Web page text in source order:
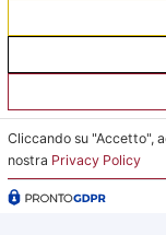
da lunedì
L’Ufficio
via Gubellini
Cliccando su "Accetto",
nostra Privacy Policy